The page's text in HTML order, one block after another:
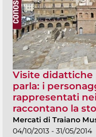
Visite didattiche
parla: i
rappresentati
raccontano la
Mercati di Traiano
04/10/2013 - 31/05/2014